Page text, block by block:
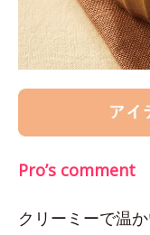
Pro’s comment
クリーミーで温